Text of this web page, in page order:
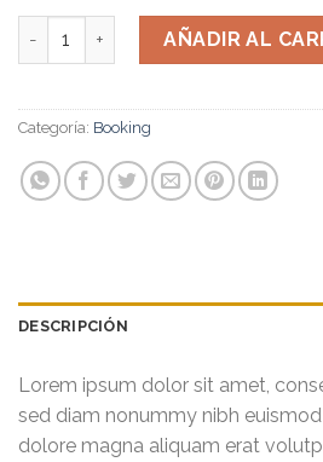
Weekend Wine Course cantidad
AÑADIR AL
Categoría: Booking
DESCRIPCIÓN
Lorem ipsum dolor sit amet,
sed diam nonummy nibh
dolore magna aliquam erat